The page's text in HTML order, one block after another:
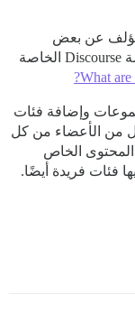
عن بعض
الإعدادات التي لا يمكنني العثور عليها في منصة Discourse الخاصة
What are
وإضافة فئات
من الأعضاء من كل
الخاص
فئات فريدة أيضًا.